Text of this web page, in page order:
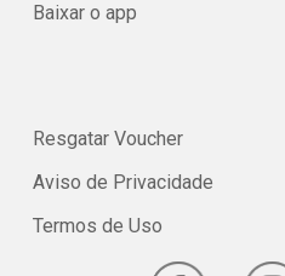
Baixar o app
Resgatar Voucher
Aviso de Privacidade
Termos de Uso